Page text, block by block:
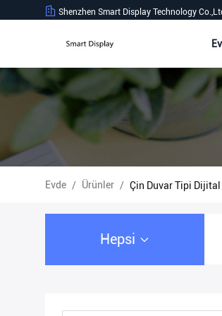
Shenzhen Smart Display Technology
Ev
Evde / Ürünler / Çin Duvar Tipi Dijital
Hepsi